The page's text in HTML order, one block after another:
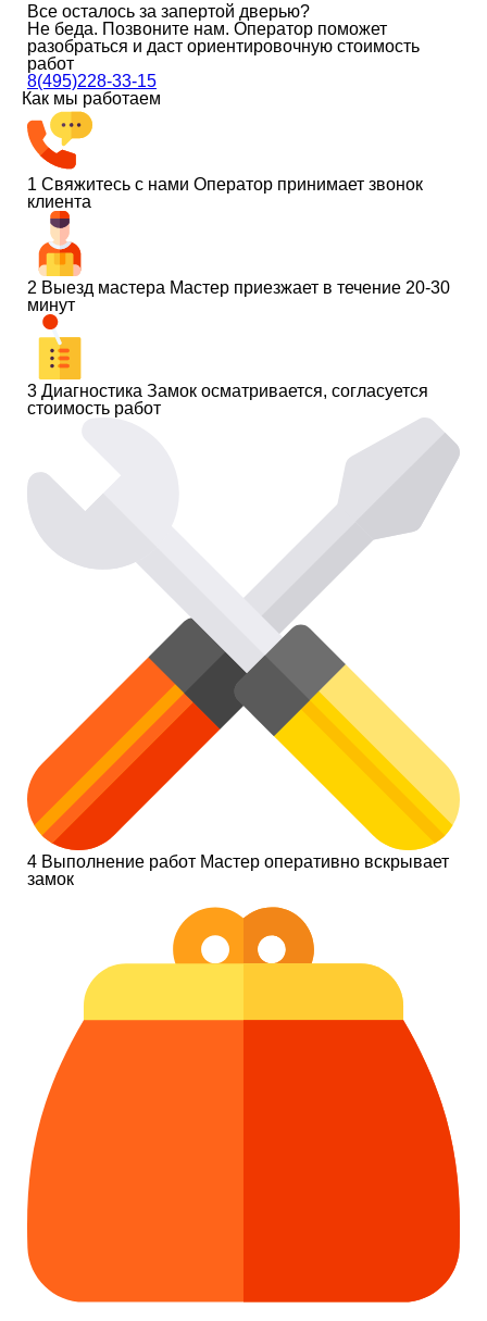
Все осталось за запертой дверью?
Не беда. Позвоните нам. Оператор поможет
разобраться и даст ориентировочную стоимость
работ
8(495)228-33-15
Как мы работаем
1 Свяжитесь с нами Оператор принимает звонок
клиента
2 Выезд мастера Мастер приезжает в течение 20-30
минут
3 Диагностика Замок осматривается, согласуется
стоимость работ
4 Выполнение работ Мастер оперативно вскрывает
замок